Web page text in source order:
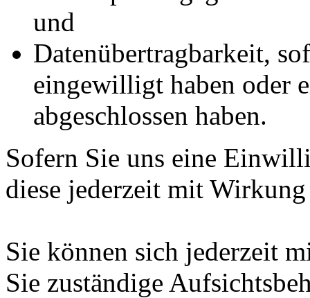
und
Datenübertragbarkeit,
eingewilligt haben oder
abgeschlossen haben.
Sofern Sie uns eine
diese jederzeit mit
Sie können sich jederzeit
Sie zuständige